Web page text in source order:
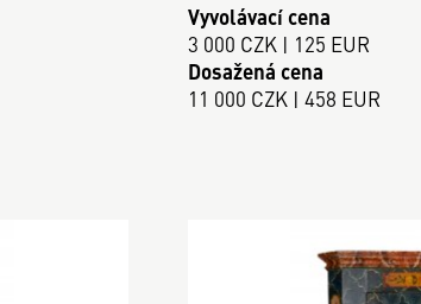
Vyvolávací cena
3 000 CZK | 125 EUR
Dosažená cena
11 000 CZK | 458 EUR